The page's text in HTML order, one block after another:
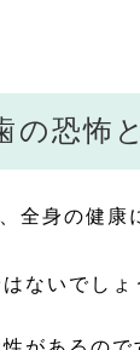
の恐怖
全身の健
ないでしょ